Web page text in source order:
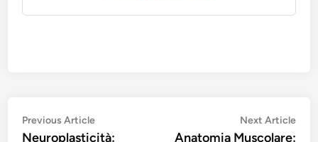
Post
Previous ArticlePrevious
article:
Neuroplasticità:
Next Article
Anatomia Muscolare: